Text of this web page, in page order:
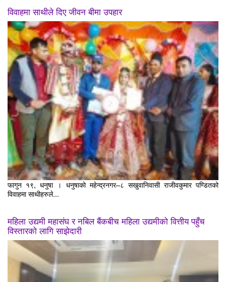
विवाहमा साथीले दिए जीवन बीमा उपहार
फागुन १९, धनुषा । धनुषाको महेन्द्रनगर–८ सखुवानिवासी राजीवकुमार पण्डितको
विवाहमा साथीहरुले...
महिला उद्यमी महासंघ र नबिल बैंकबीच महिला उद्यमीको वित्तीय पहुँच
विस्तारको लागि साझेदारी